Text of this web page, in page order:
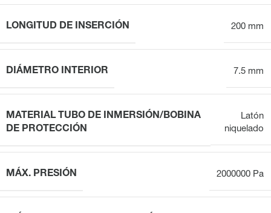
LONGITUD DE INSERCIÓN 200 mm
DIÁMETRO INTERIOR 7.5 mm
MATERIAL TUBO DE INMERSIÓN/BOBINA
DE PROTECCIÓN
Latón
niquelado
MÁX. PRESIÓN 2000000 Pa